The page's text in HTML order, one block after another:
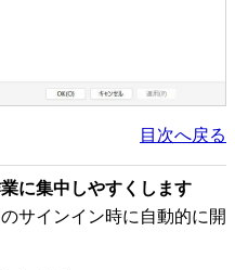
目次へ戻る
に集中しやすくします
サインイン時に自動的に開